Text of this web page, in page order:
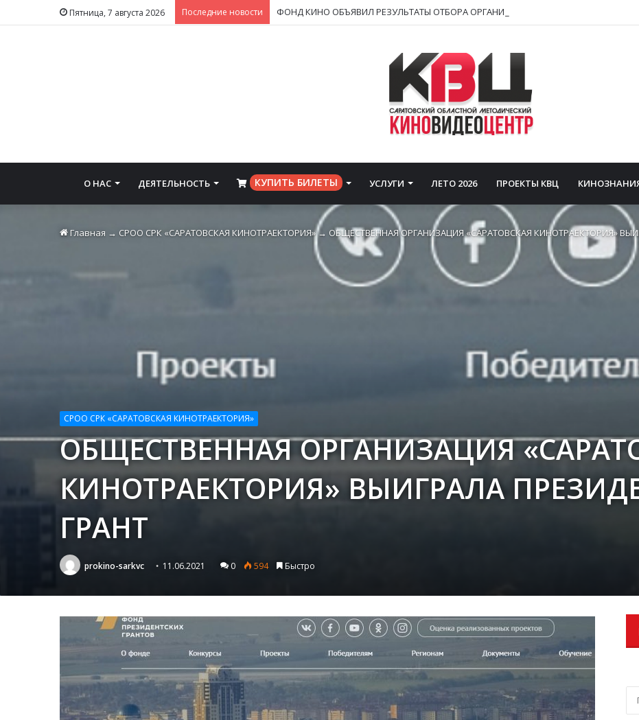
Пятница, 7 августа 2026 Последние новости
О НАС ДЕЯТЕЛЬНОСТЬ ⠀КУПИТЬ БИЛЕТЫ УСЛУГИ ЛЕТО 2026 ПРОЕКТЫ КВЦ
Главная → СРОО СРК «САРАТОВСКАЯ КИНОТРАЕКТОРИЯ»→ ОБЩЕСТВЕННАЯ ОРГАНИЗАЦИЯ «САРАТОВСКАЯ КИНОТРАЕКТОРИЯ»
СРОО СРК «САРАТОВСКАЯ КИНОТРАЕКТОРИЯ»
ОБЩЕСТВЕННАЯ ОРГАНИЗАЦИЯ
КИНОТРАЕКТОРИЯ» ВЫИГРАЛА
ГРАНТ
prokino-sarkvc 11.06.2021 0 594 Быстро